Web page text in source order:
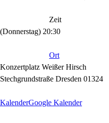
Zeit
(Donnerstag) 20:30
Ort
Konzertplatz Weißer Hirsch
Stechgrundstraße Dresden 01324
KalenderGoogle Kalender